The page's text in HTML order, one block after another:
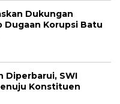
Dukungan
Dugaan Korupsi Batu
Diperbarui, SWI
Konstituen